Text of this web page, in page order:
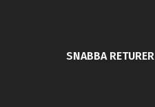
SNABBA RETURER